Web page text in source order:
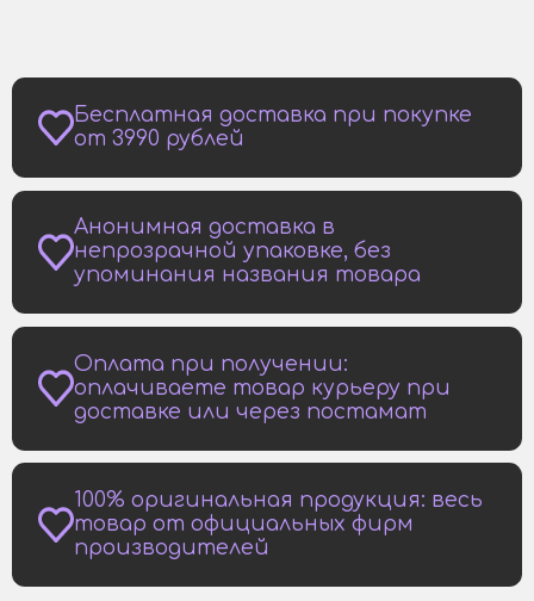
Бесплатная доставка при покупке
от 3990 рублей
Анонимная доставка в
непрозрачной упаковке, без
упоминания названия товара
Оплата при получении:
оплачиваете товар курьеру при
доставке или через постамат
100% оригинальная продукция: весь
товар от официальных фирм
производителей